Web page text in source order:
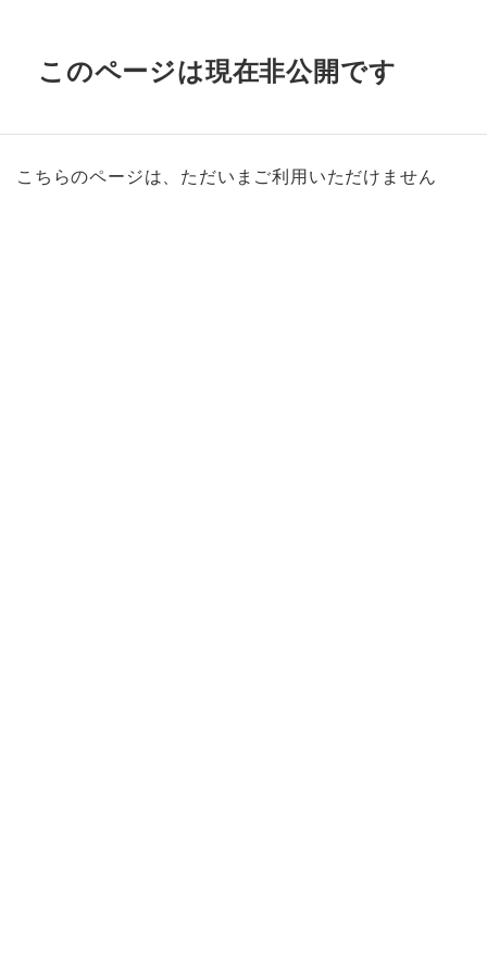
このページは現在非公開です
こちらのページは、ただいまご利用いただけません